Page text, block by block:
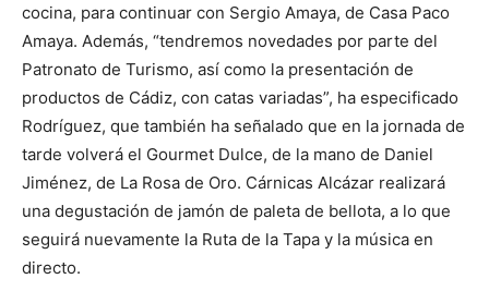
cocina, para continuar con Sergio Amaya, de Casa Paco
Amaya. Además, “tendremos novedades por parte del
Patronato de Turismo, así como la presentación de
productos de Cádiz, con catas variadas”, ha especificado
Rodríguez, que también ha señalado que en la jornada de
tarde volverá el Gourmet Dulce, de la mano de Daniel
Jiménez, de La Rosa de Oro. Cárnicas Alcázar realizará
una degustación de jamón de paleta de bellota, a lo que
seguirá nuevamente la Ruta de la Tapa y la música en
directo.